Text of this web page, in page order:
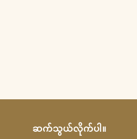
ဆက်သွယ်လိုက်ပါ။